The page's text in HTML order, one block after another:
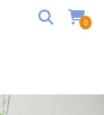
0